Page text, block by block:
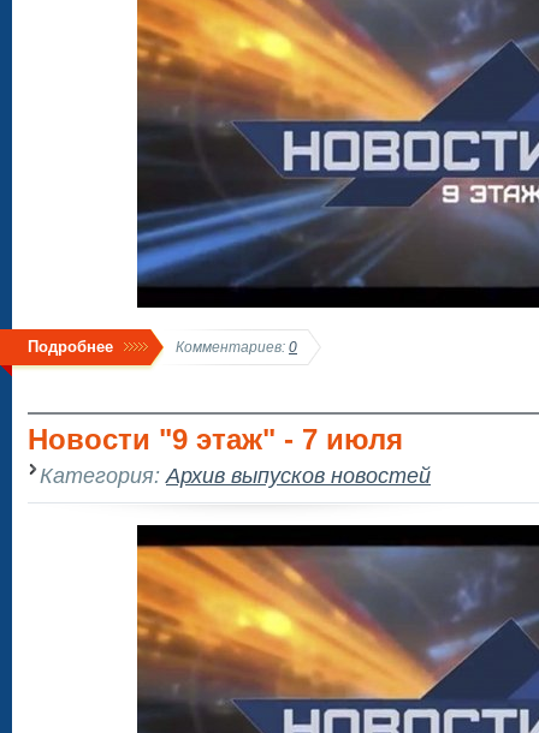
Подробнее Комментариев: 0
Новости "9 этаж" - 7 июля
Категория: Архив выпусков новостей